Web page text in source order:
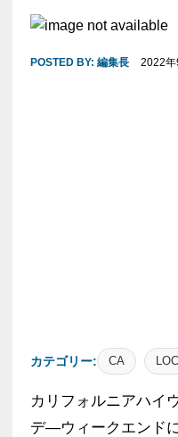
POSTED BY: 編集長 2022年
カテゴリー: CA
カリフォルニアハイ
デ―ウィークエンド